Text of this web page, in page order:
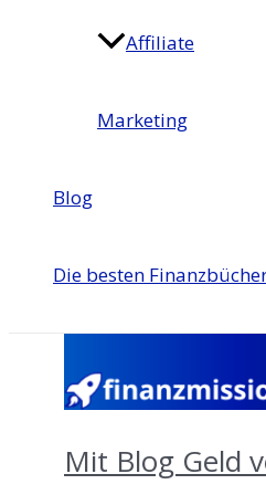
Affiliate
Marketing
Blog
Die besten
Mit Blog Geld